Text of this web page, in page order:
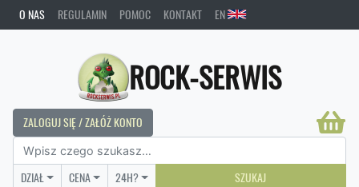
O NAS REGULAMIN POMOC KONTAKT EN
ROCK-SERWIS
ZALOGUJ SIĘ / ZAŁÓŻ KONTO
DZIAŁ CENA 24H? SZUKAJ